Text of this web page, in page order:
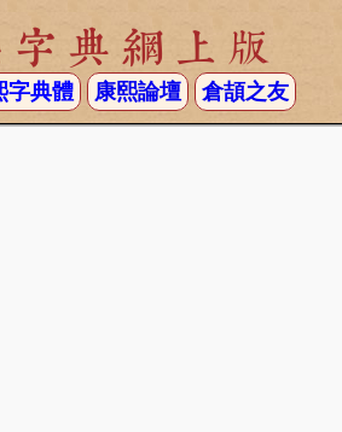
字典網上版
字典體 康熙論壇 倉頡之友